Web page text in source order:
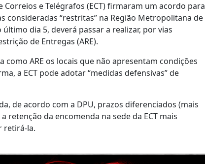
Correios e Telégrafos (ECT) firmaram um acordo para
“restritas” na Região Metropolitana de
dia 5, deverá passar a realizar, por vias
de Entregas (ARE).
ARE os locais que não apresentam condições
a ECT pode adotar “medidas defensivas” de
de acordo com a DPU, prazos diferenciados (mais
retenção da encomenda na sede da ECT mais
retirá-la.